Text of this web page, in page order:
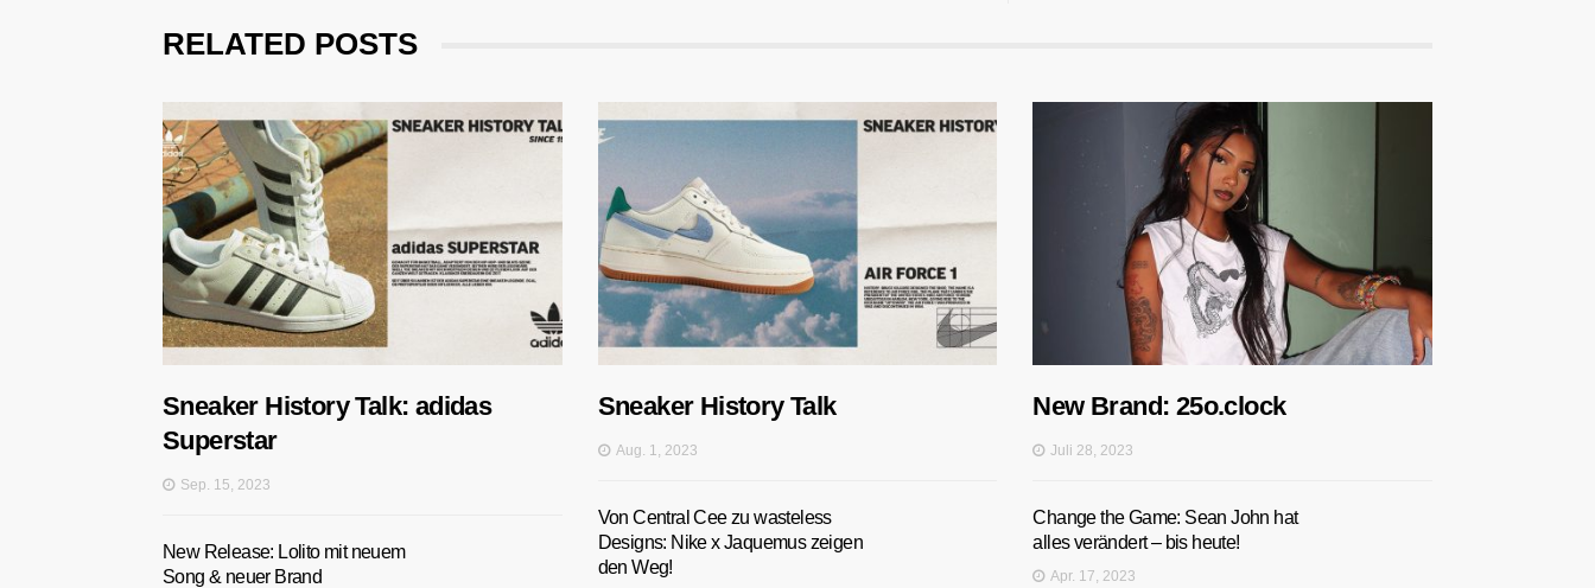
RELATED POSTS
Sneaker History Talk: adidas
Superstar
Sep. 15, 2023
New Release: Lolito mit neuem
Song & neuer Brand
Sneaker History Talk
Aug. 1, 2023
Von Central Cee zu wasteless
Designs: Nike x Jaquemus zeigen
den Weg!
New Brand: 25o.clock
Juli 28, 2023
Change the Game: Sean John hat
alles verändert – bis heute!
Apr. 17, 2023